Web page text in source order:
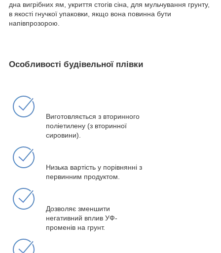
дна вигрібних ям, укриття стогів сіна, для мульчування грунту,
в якості гнучкої упаковки, якщо вона повинна бути
напівпрозорою.
Особливості будівельної плівки
Виготовляється з вторинного
поліетилену (з вторинної
сировини).
Низька вартість у порівнянні з
первинним продуктом.
Дозволяє зменшити
негативний вплив УФ-
променів на грунт.